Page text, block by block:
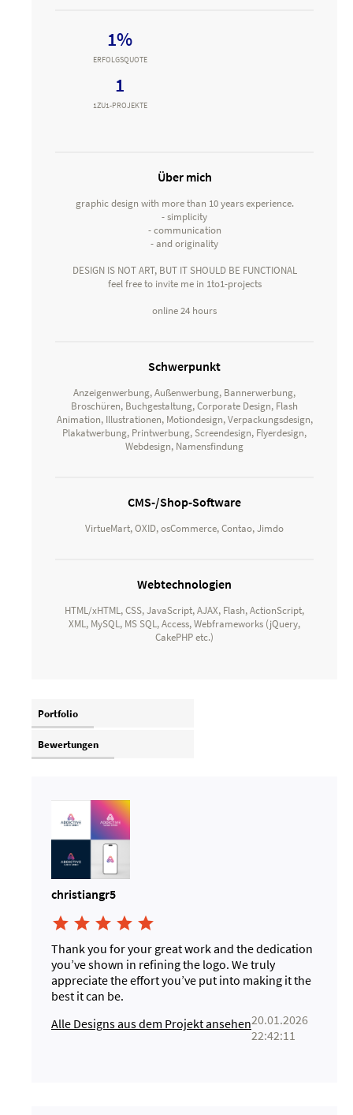
1%
ERFOLGSQUOTE
1
1ZU1-PROJEKTE
Über mich
graphic design with more than 10 years experience.
- simplicity
- communication
- and originality
DESIGN IS NOT ART, BUT IT SHOULD BE FUNCTIONAL
feel free to invite me in 1to1-projects
online 24 hours
Schwerpunkt
Anzeigenwerbung, Außenwerbung, Bannerwerbung,
Broschüren, Buchgestaltung, Corporate Design, Flash
Animation, Illustrationen, Motiondesign, Verpackungsdesign,
Plakatwerbung, Printwerbung, Screendesign, Flyerdesign,
Webdesign, Namensfindung
CMS-/Shop-Software
VirtueMart, OXID, osCommerce, Contao, Jimdo
Webtechnologien
HTML/xHTML, CSS, JavaScript, AJAX, Flash, ActionScript,
XML, MySQL, MS SQL, Access, Webframeworks (jQuery,
CakePHP etc.)
Portfolio
Bewertungen
christiangr5
    
Thank you for your great work and the dedication
you’ve shown in refining the logo. We truly
appreciate the effort you’ve put into making it the
best it can be.
Alle Designs aus dem Projekt ansehen20.01.2026
22:42:11